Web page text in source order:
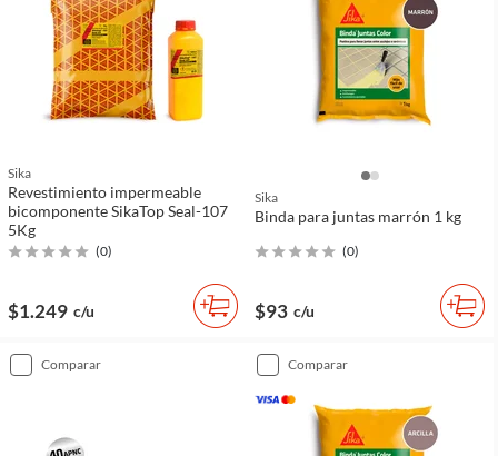
Sika
Revestimiento impermeable
bicomponente SikaTop Seal-107
5Kg
(0)
$1.249 c/u
Sika
Binda para juntas marrón 1 kg
(0)
$93 c/u
comparar comparar